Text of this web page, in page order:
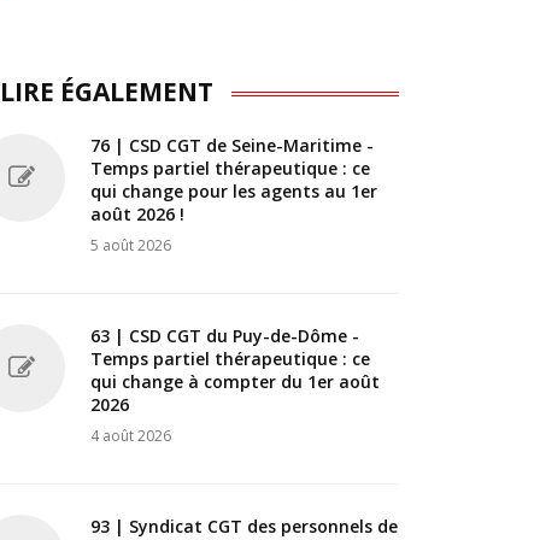
ÉGALEMENT
76 | CSD CGT de Seine-Maritime -
Temps partiel thérapeutique : ce
qui change pour les agents au 1er
août 2026 !
5 août 2026
63 | CSD CGT du Puy-de-Dôme -
Temps partiel thérapeutique : ce
qui change à compter du 1er août
2026
4 août 2026
93 | Syndicat CGT des personnels de